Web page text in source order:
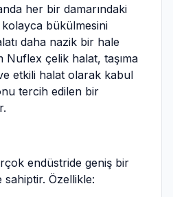
her bir damarındaki
bükülmesini
daha nazik bir hale
Nuflex çelik halat, taşıma
etkili halat olarak kabul
tercih edilen bir
endüstride geniş bir
sahiptir. Özellikle: